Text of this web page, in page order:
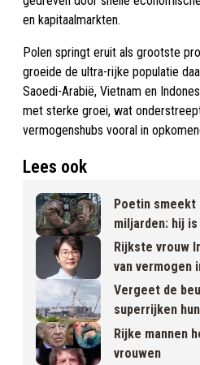
en kapitaalmarkten.
Polen springt eruit als grootste
groeide de ultra-rijke populatie
Saoedi-Arabië, Vietnam en
met sterke groei, wat
vermogenshubs vooral in
Lees ook
Poetin
miljarden: hij
Rijkste vrouw
van vermogen
Vergeet de
superrijken
Rijke mannen
vrouwen